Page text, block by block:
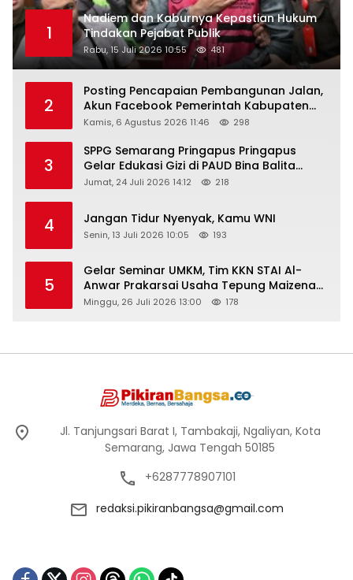
1
Nadiem dan Kaburnya Kepastian Hukum
Tindakan Pejabat Publik
Rabu, 15 Juli 2026 10:55 481
2
Posting Pencapaian Pembangunan Jalan,
Akun Facebook Pemerintah Kabupaten
Rembang “Dirujak” Warganet
Kamis, 6 Agustus 2026 11:46 298
3
SPPG Semarang Pringapus Pringapus
Gelar Edukasi Gizi di PAUD Bina Balita
Peringati Hari Anak Nasional 2026
Jumat, 24 Juli 2026 14:12 218
4 Jangan Tidur Nyenyak, Kamu WNI
Senin, 13 Juli 2026 10:05 193
5
Gelar Seminar UMKM, Tim KKN STAI Al-
Anwar Prakarsai Usaha Tepung Maizena
di Logung
Minggu, 26 Juli 2026 13:00 178
Jl. Tanjungsari Barat I, Tambakaji, Ngaliyan, Kota
Semarang, Jawa Tengah 50185
+6287778907101
redaksi.pikiranbangsa@gmail.com